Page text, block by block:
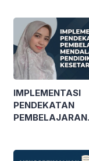
IMPLEMENTASI
PENDEKATAN
PEMBELAJARAN
KESETARAAN